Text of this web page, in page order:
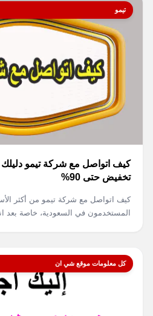
تيمو
كيف اتواصل مع شركة تيمو
تخفيض حتى 90%
كيف اتواصل مع شركة تيمو من أكثر
المستخدمون في السعودية، خاصة بعد
كل معلومات موقع شي ان